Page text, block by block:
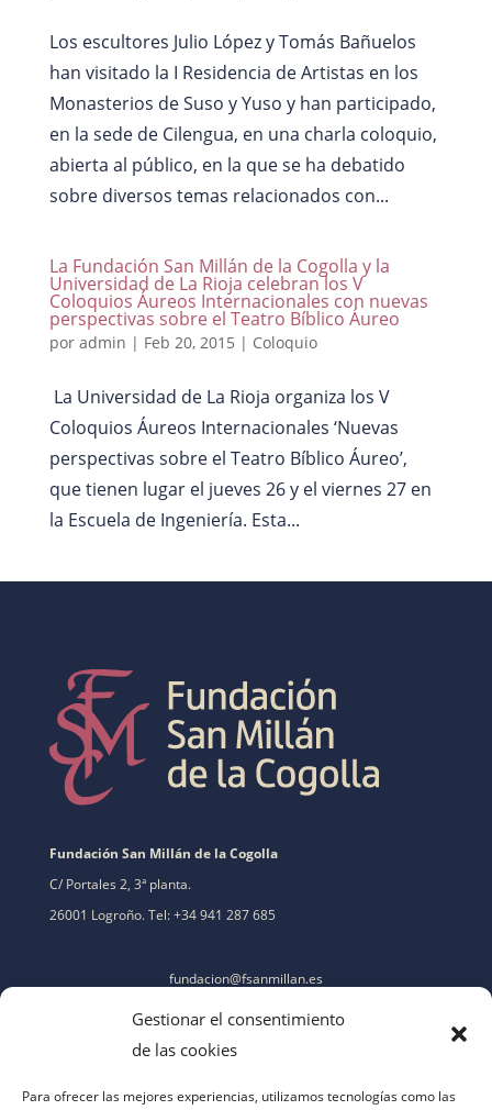
Gestionar el consentimiento
de las cookies
Para ofrecer las mejores experiencias, utilizamos tecnologías como las
Los escultores Julio López y Tomás Bañuelos
han visitado la I Residencia de Artistas en los
Monasterios de Suso y Yuso y han participado,
en la sede de Cilengua, en una charla coloquio,
abierta al público, en la que se ha debatido
sobre diversos temas relacionados con...
La Fundación San Millán de la Cogolla y la
Universidad de La Rioja celebran los V
Coloquios Áureos Internacionales con nuevas
perspectivas sobre el Teatro Bíblico Áureo
por admin | Feb 20, 2015 | Coloquio
La Universidad de La Rioja organiza los V
Coloquios Áureos Internacionales ‘Nuevas
perspectivas sobre el Teatro Bíblico Áureo’,
que tienen lugar el jueves 26 y el viernes 27 en
la Escuela de Ingeniería. Esta...
Fundación San Millán de la Cogolla
C/ Portales 2, 3ª planta.
26001 Logroño. Tel: +34 941 287 685
fundacion@fsanmillan.es